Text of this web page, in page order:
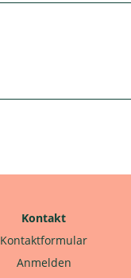
Kontakt
Kontaktformular
Anmelden